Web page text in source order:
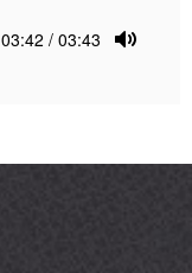
Current
03:42 / 03:43